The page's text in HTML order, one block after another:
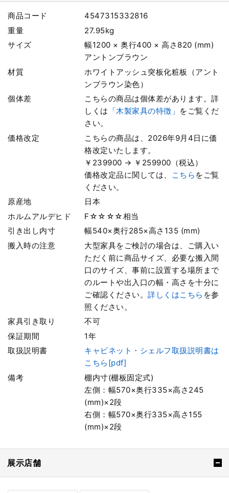
商品コード
4547315332816
重量
27.95kg
サイズ
幅1200 × 奥行400 × 高さ820 (mm)
アントンブラウン
材質
ホワイトアッシュ突板化粧板（アント
ンブラウン染色）
個体差
こちらの商品は個体差があります。詳
しくは 「木製家具の特徴」 をご覧くだ
さい。
価格改定
こちらの商品は、2026年9月4日に価
格改定いたします。
￥239900 → ￥259900（税込）
価格改定品に関しては、
こちら をご覧
ください。
原産地
日本
ホルムアルデヒド
F☆☆☆☆相当
引き出し内寸
幅540×奥行285×高さ135 (mm)
搬入時の注意
大型家具をご検討の場合は、ご購入い
ただく前に商品サイズ、必要な搬入間
口のサイズ、事前に設置する場所まで
のルートや出入口の幅・高さを十分に
ご確認ください。詳しくはこちら を参
照ください。
家具引き取り
不可
保証期間
1年
取扱説明書
キャビネット・シェルフ取扱説明書は
こちら[pdf]
備考
棚内寸(棚板固定式)
左側：幅570×奥行335×高さ245
(mm)×2段
右側：幅570×奥行335×高さ155
(mm)×2段
展示店舗